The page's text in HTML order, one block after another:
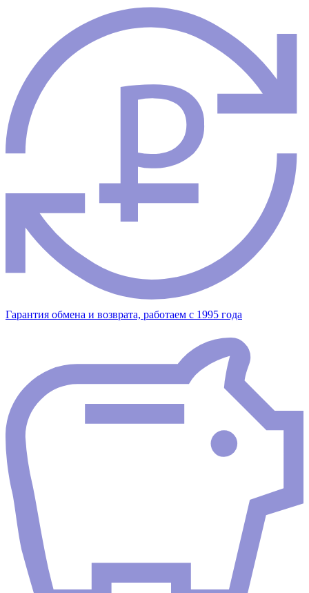
Гарантия обмена и возврата, работаем с 1995 года